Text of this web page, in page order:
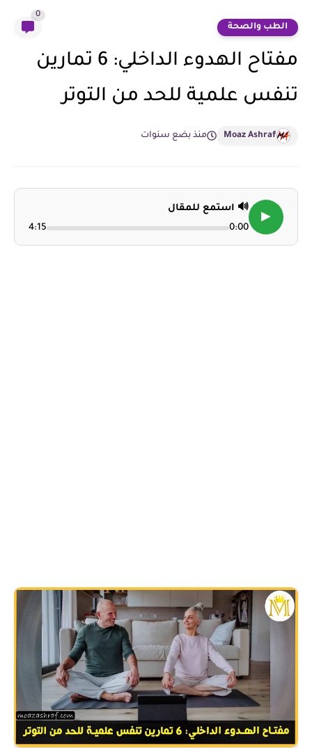
الطب والصحة
0
مفتاح الهدوء الداخلي: 6 تمارين
تنفس علمية للحد من التوتر
Moaz Ashraf منذ بضع سنوات
▶
🔊 استمع للمقال
0:00
4:15